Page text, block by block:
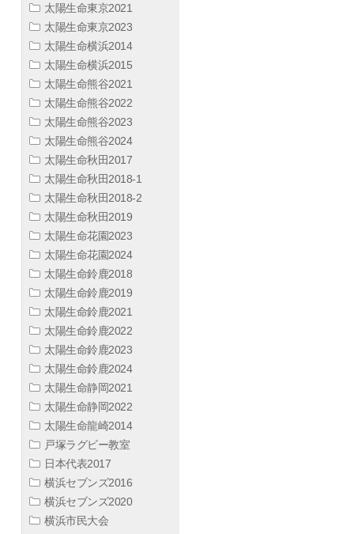
太陽生命東京2021
太陽生命東京2023
太陽生命横浜2014
太陽生命横浜2015
太陽生命熊谷2021
太陽生命熊谷2022
太陽生命熊谷2023
太陽生命熊谷2024
太陽生命秋田2017
太陽生命秋田2018-1
太陽生命秋田2018-2
太陽生命秋田2019
太陽生命花園2023
太陽生命花園2024
太陽生命鈴鹿2018
太陽生命鈴鹿2019
太陽生命鈴鹿2021
太陽生命鈴鹿2022
太陽生命鈴鹿2023
太陽生命鈴鹿2024
太陽生命静岡2021
太陽生命静岡2022
太陽生命龍崎2014
戸塚ラグビー教室
日本代表2017
横浜セブンズ2016
横浜セブンズ2020
横浜市民大会